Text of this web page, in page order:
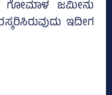
ಗೋಮಾಳ ಜಮೀನು
ಇದೀಗ